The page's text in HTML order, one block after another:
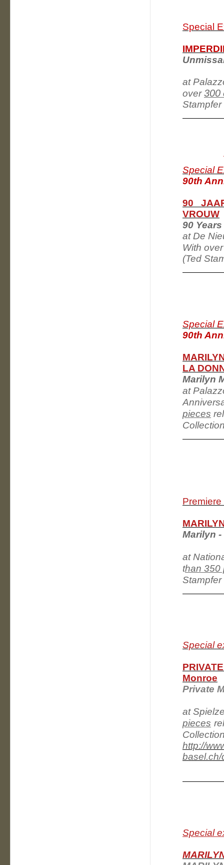
Special
at
over300
Stampfer
Special
90th
90
VROUW
90
at De
With
(Ted
Special
90th
LA
Marilyn
at
pieces
Marilyn
at
than 350
Special
Monroe
Private
at
pieces
http://
Special